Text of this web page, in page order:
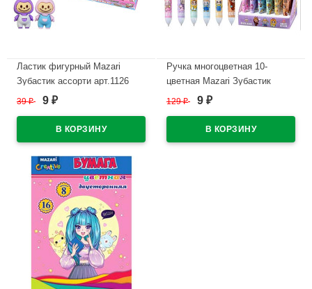
Ластик фигурный Mazari
Зубастик ассорти арт.1126
В наличии
39₽ 9 ₽
Ручка многоцветная 10-
цветная Mazari Зубастик
0,7мм сменный стержень 68
129₽ 9 ₽